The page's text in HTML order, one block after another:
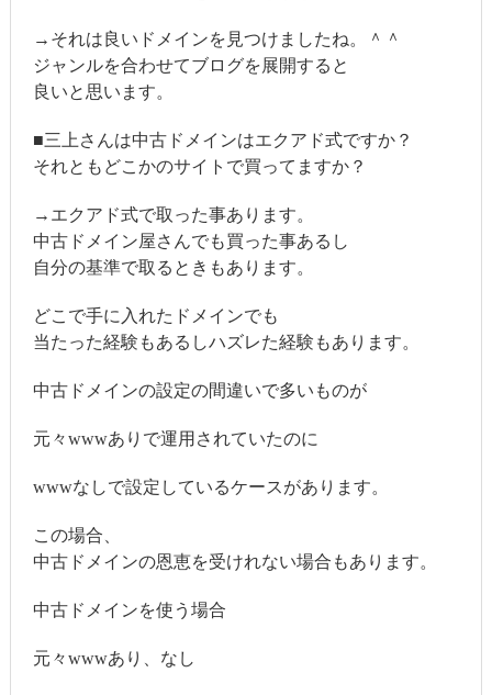
→それは良いドメインを見つけましたね。＾＾
ジャンルを合わせてブログを展開すると
良いと思います。
■三上さんは中古ドメインはエクアド式ですか？
それともどこかのサイトで買ってますか？
→エクアド式で取った事あります。
中古ドメイン屋さんでも買った事あるし
自分の基準で取るときもあります。
どこで手に入れたドメインでも
当たった経験もあるしハズレた経験もあります。
中古ドメインの設定の間違いで多いものが
元々wwwありで運用されていたのに
wwwなしで設定しているケースがあります。
この場合、
中古ドメインの恩恵を受けれない場合もあります。
中古ドメインを使う場合
元々wwwあり、なし